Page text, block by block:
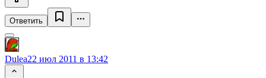
Ответить
Dulea22 июл 2011 в 13:42